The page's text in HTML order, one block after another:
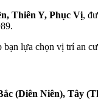
Thiên Y, Phục Vị,
bạn lựa chọn vị trí an
(Diên Niên), Tây